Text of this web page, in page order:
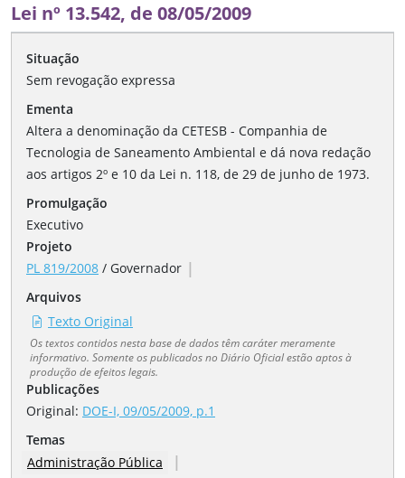
Lei nº 13.542, de 08/05/2009
Situação
Sem revogação expressa
Ementa
Altera a denominação da CETESB - Companhia de
Tecnologia de Saneamento Ambiental e dá nova redação
aos artigos 2º e 10 da Lei n. 118, de 29 de junho de 1973.
Promulgação
Executivo
Projeto
PL 819/2008 / Governador |
Arquivos
Texto Original
Os textos contidos nesta base de dados têm caráter meramente
informativo. Somente os publicados no Diário Oficial estão aptos à
produção de efeitos legais.
Publicações
Original: DOE-I, 09/05/2009, p.1
Temas
Administração Pública
|